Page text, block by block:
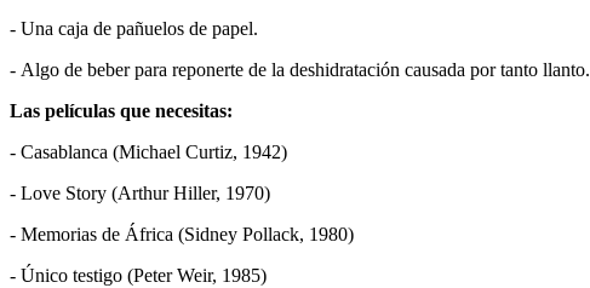
- Una caja de pañuelos de papel.
- Algo de beber para reponerte de la deshidratación causada por tanto llanto.
Las películas que necesitas:
- Casablanca (Michael Curtiz, 1942)
- Love Story (Arthur Hiller, 1970)
- Memorias de África (Sidney Pollack, 1980)
- Único testigo (Peter Weir, 1985)